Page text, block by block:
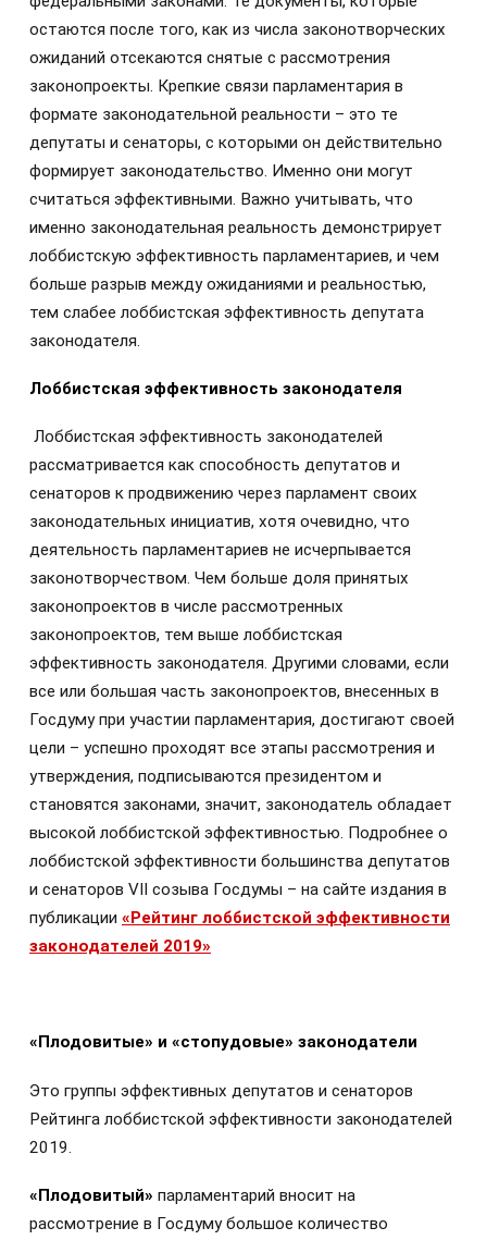
остаются после того, как из числа законотворческих
ожиданий отсекаются снятые с рассмотрения
законопроекты. Крепкие связи парламентария в
формате законодательной реальности – это те
депутаты и сенаторы, с которыми он действительно
формирует законодательство. Именно они могут
считаться эффективными. Важно учитывать, что
именно законодательная реальность демонстрирует
лоббистскую эффективность парламентариев, и чем
больше разрыв между ожиданиями и реальностью,
тем слабее лоббистская эффективность депутата
законодателя.
Лоббистская эффективность законодателя
Лоббистская эффективность законодателей
рассматривается как способность депутатов и
сенаторов к продвижению через парламент своих
законодательных инициатив, хотя очевидно, что
деятельность парламентариев не исчерпывается
законотворчеством. Чем больше доля принятых
законопроектов в числе рассмотренных
законопроектов, тем выше лоббистская
эффективность законодателя. Другими словами, если
все или большая часть законопроектов, внесенных в
Госдуму при участии парламентария, достигают своей
цели – успешно проходят все этапы рассмотрения и
утверждения, подписываются президентом и
становятся законами, значит, законодатель обладает
высокой лоббистской эффективностью. Подробнее о
лоббистской эффективности большинства депутатов
и сенаторов VII созыва Госдумы – на сайте издания в
публикации «Рейтинг лоббистской эффективности
законодателей 2019»
«Плодовитые» и «стопудовые» законодатели
Это группы эффективных депутатов и сенаторов
Рейтинга лоббистской эффективности законодателей
2019.
«Плодовитый» парламентарий вносит на
рассмотрение в Госдуму большое количество